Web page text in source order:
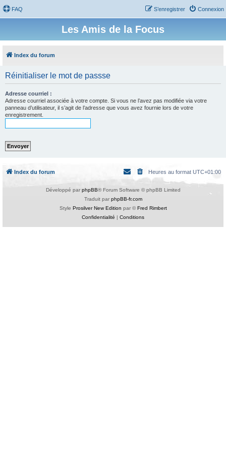
FAQ Connexion
S’enregistrer
Les Amis de la Focus
Index du forum
Réinitialiser le mot de passse
Adresse courriel :
Adresse courriel associée à votre compte. Si vous ne l’avez pas modifiée via votre
panneau d’utilisateur, il s’agit de l’adresse que vous avez fournie lors de votre
enregistrement.
Index du forum Heures au format UTC+01:00
Développé par phpBB® Forum Software © phpBB Limited
Traduit par phpBB-fr.com
Style Prosilver New Edition par ©Fred Rimbert
Confidentialité | Conditions